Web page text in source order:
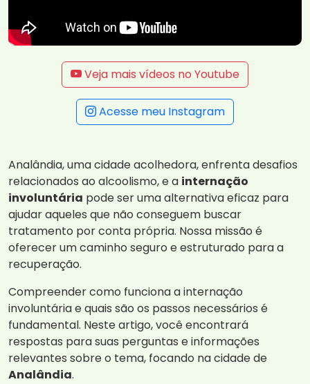
Veja mais vídeos no Youtube
Acesse meu Instagram
Analândia, uma cidade acolhedora, enfrenta desafios
relacionados ao alcoolismo, e a internação
involuntária pode ser uma alternativa eficaz para
ajudar aqueles que não conseguem buscar
tratamento por conta própria. Nossa missão é
oferecer um caminho seguro e estruturado para a
recuperação.
Compreender como funciona a internação
involuntária e quais são os passos necessários é
fundamental. Neste artigo, você encontrará
respostas para suas perguntas e informações
relevantes sobre o tema, focando na cidade de
Analândia.